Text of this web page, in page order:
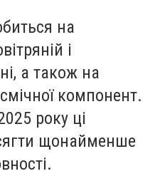
на
і
а також на
компонент.
року ці
щонайменше